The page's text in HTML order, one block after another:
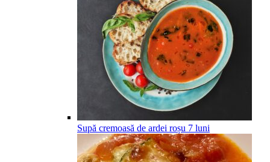
Supă cremoasă de ardei roșu 7 luni